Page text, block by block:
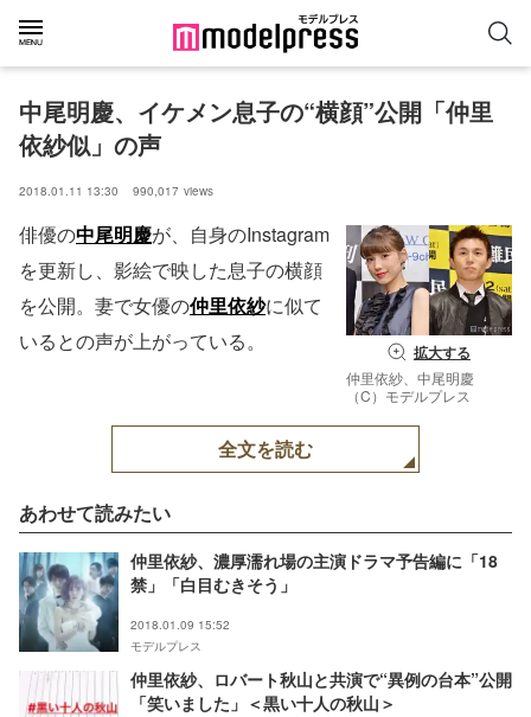
中尾明慶、イケメン息子の“横顔”公開「仲里
依紗似」の声
2018.01.11 13:30 990,017 views
拡大する
仲里依紗、中尾明慶
（C）モデルプレス
俳優の中尾明慶が、自身のInstagram
を更新し、影絵で映した息子の横顔
を公開。妻で女優の仲里依紗に似て
いるとの声が上がっている。
全文を読む
あわせて読みたい
仲里依紗、濃厚濡れ場の主演ドラマ予告編に「18
禁」「白目むきそう」
2018.01.09 15:52
モデルプレス
仲里依紗、ロバート秋山と共演で“異例の台本”公開
「笑いました」＜黒い十人の秋山＞